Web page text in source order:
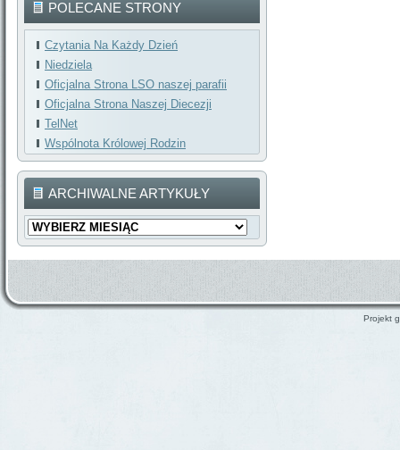
POLECANE STRONY
Czytania Na Każdy Dzień
Niedziela
Oficjalna Strona LSO naszej parafii
Oficjalna Strona Naszej Diecezji
TelNet
Wspólnota Królowej Rodzin
ARCHIWALNE ARTYKUŁY
Archiwalne
Artykuły
Projekt